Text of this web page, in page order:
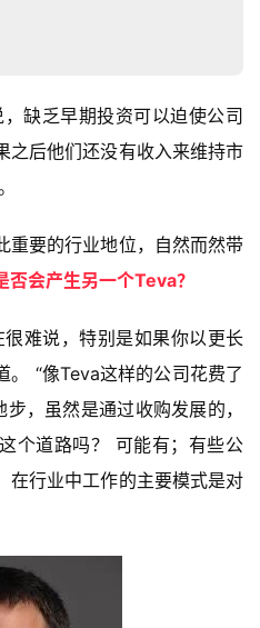
缺乏早期投资可以迫使公司
之后他们还没有收入来维持市
重要的行业地位，自然而然带
否会产生另一个Teva？
难说，特别是如果你以更长
。 “像Teva这样的公司花费了
，虽然是通过收购发展的，
个道路吗？ 可能有；有些公
在行业中工作的主要模式是对